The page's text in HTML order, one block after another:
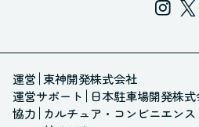
運営 東神開発株式会社
運営サポート 日本駐車場開発株
協力 カルチュア・コンビニエン